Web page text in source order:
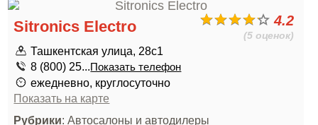
4.2
(5 оценок)
Sitronics Electro
Ташкентская улица, 28с1
8 (800) 25...Показать телефон
ежедневно, круглосуточно
Показать на карте
Рубрики: Автосалоны и автодилеры